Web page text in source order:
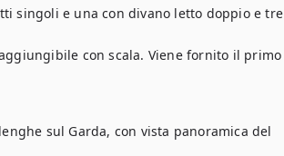
singoli e una con divano letto doppio e tre
con scala. Viene fornito il primo
sul Garda, con vista panoramica del